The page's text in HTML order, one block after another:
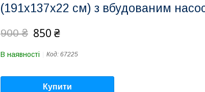
(191х137х22 см) з вбудованим
900 ₴ 850 ₴
В наявності Код: 67225
Купити